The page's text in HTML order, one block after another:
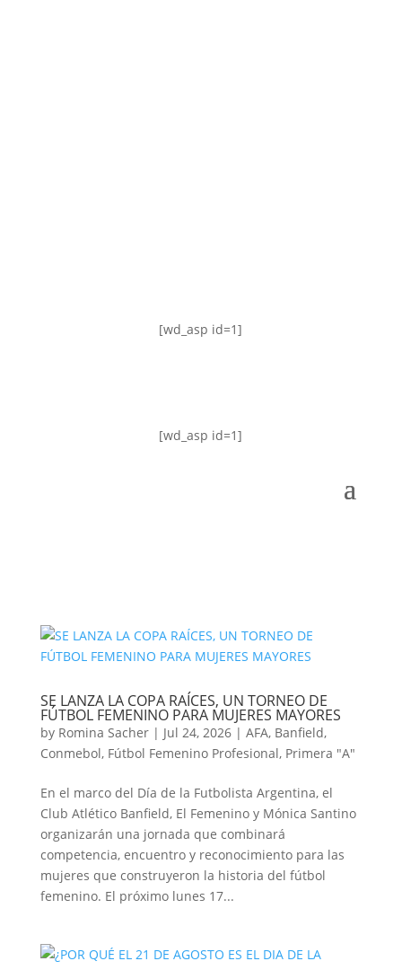
[wd_asp id=1]
[wd_asp id=1]
SE LANZA LA COPA RAÍCES, UN TORNEO DE
FÚTBOL FEMENINO PARA MUJERES MAYORES
by Romina Sacher| Jul 24, 2026| AFA, Banfield,
Conmebol, Fútbol Femenino Profesional, Primera "A"
En el marco del Día de la Futbolista Argentina, el
Club Atlético Banfield, El Femenino y Mónica Santino
organizarán una jornada que combinará
competencia, encuentro y reconocimiento para las
mujeres que construyeron la historia del fútbol
femenino. El próximo lunes 17...